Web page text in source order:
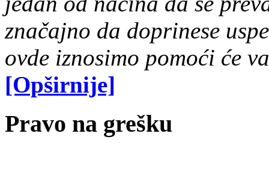
značajno da doprinese
ovde iznosimo pomoći će
[Opširnije]
Pravo na grešku